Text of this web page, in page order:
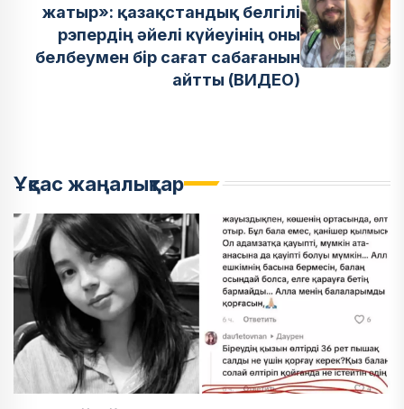
жатыр»: қазақстандық белгілі
рэпердің әйелі күйеуінің оны
белбеумен бір сағат сабағанын
айтты (ВИДЕО)
Ұқсас жаңалықтар